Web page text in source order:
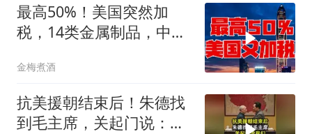
最高50%！美国突然加
税，14类金属制品，中国
金梅煮酒
抗美援朝结束后！朱德找
到毛主席，关起门说：我